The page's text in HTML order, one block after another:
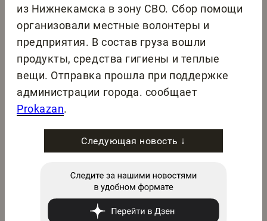
из Нижнекамска в зону СВО. Сбор помощи
организовали местные волонтеры и
предприятия. В состав груза вошли
продукты, средства гигиены и теплые
вещи. Отправка прошла при поддержке
администрации города. сообщает
Prokazan.
Следующая новость ↓